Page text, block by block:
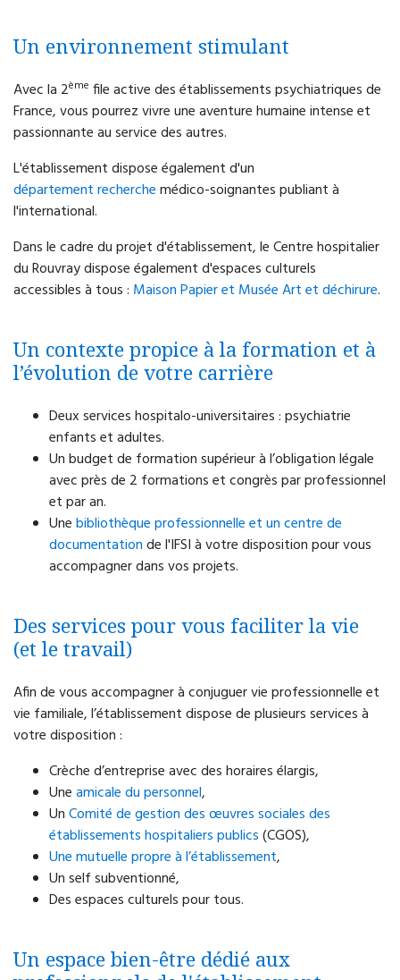
Un environnement stimulant
Avec la 2ème file active des établissements psychiatriques de
France, vous pourrez vivre une aventure humaine intense et
passionnante au service des autres.
L'établissement dispose également d'un
départementrecherchemédico-soignantes publiant à
l'international.
Dans le cadre du projet d'établissement, le Centre hospitalier
du Rouvray dispose également d'espaces culturels
accessibles à tous : Maison Papier et Musée Art et déchirure.
Un contexte propice à la formation et à
l’évolution de votre carrière
Deux services hospitalo-universitaires : psychiatrie
enfants et adultes.
Un budget de formation supérieur à l’obligation légale
avec près de 2 formations et congrès par professionnel
et par an.
Unebibliothèque professionnelle et un centre de
documentationde l'IFSI à votre disposition pour vous
accompagner dans vos projets.
Des services pour vous faciliter la vie
(et le travail)
Afin de vous accompagner à conjuguer vie professionnelle et
vie familiale, l’établissement dispose de plusieurs services à
votre disposition :
Crèche d’entreprise avec des horaires élargis,
Uneamicale du personnel,
UnComité de gestion des œuvres sociales des
établissements hospitaliers publics(CGOS),
Une mutuelle propre à l’établissement,
Un self subventionné,
Des espaces culturels pour tous.
Un espace bien-être dédié aux